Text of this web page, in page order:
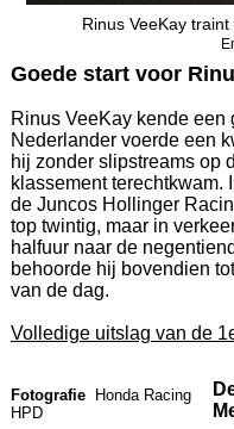
Rinus VeeKay
Goede start voor
Rinus VeeKay kende een
Nederlander voerde een
hij zonder slipstreams op
klassement terechtkwam.
de Juncos Hollinger
top twintig, maar in
halfuur naar de
behoorde hij bovendien
van de dag.
Volledige uitslag van de
Fotografie
Honda Racing
HPD